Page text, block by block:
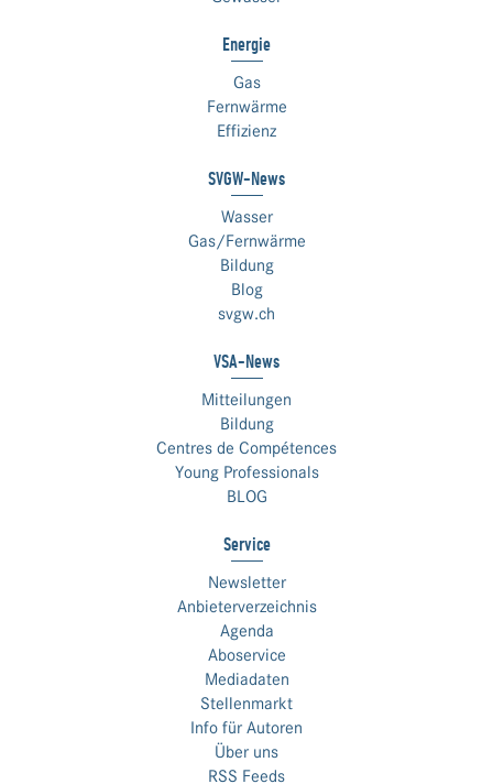
Energie
Gas
Fernwärme
Effizienz
SVGW-News
Wasser
Gas/Fernwärme
Bildung
Blog
svgw.ch
VSA-News
Mitteilungen
Bildung
Centres de Compétences
Young Professionals
BLOG
Service
Newsletter
Anbieterverzeichnis
Agenda
Aboservice
Mediadaten
Stellenmarkt
Info für Autoren
Über uns
RSS Feeds